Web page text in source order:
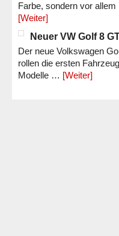
Farbe, sondern vor
[Weiter]
Neuer VW Golf 8
Der neue Volkswagen
rollen die ersten
Modelle … [Weiter]